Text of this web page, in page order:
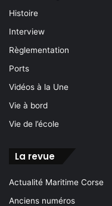
Histoire
Interview
Règlementation
Ports
Vidéos à la Une
Vie à bord
Vie de l’école
La revue
Actualité Maritime Corse
Anciens numéros